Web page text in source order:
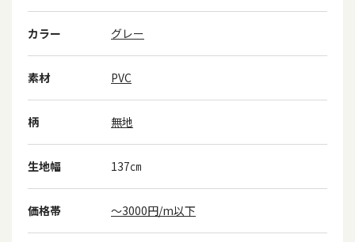
カラー グレー
素材 PVC
柄 無地
生地幅 137㎝
価格帯 ～3000円/m以下